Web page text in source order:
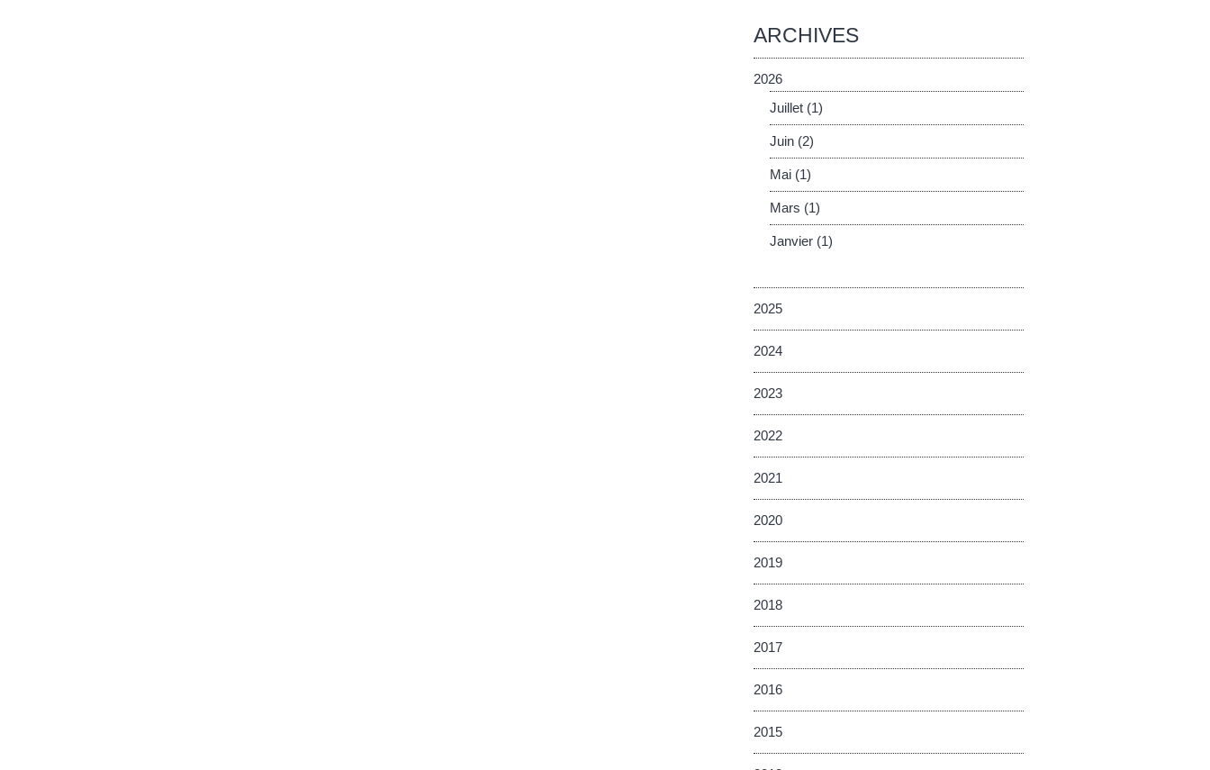
ARCHIVES
2026
Juillet (1)
Juin (2)
Mai (1)
Mars (1)
Janvier (1)
2025
2024
2023
2022
2021
2020
2019
2018
2017
2016
2015